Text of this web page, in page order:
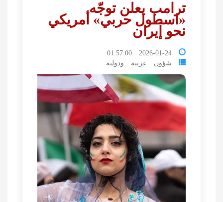
ترامب يعلن توجّه
«اسطول حربي» أمريكي
نحو إيران
2026-01-24 01:57:00
شؤون عربية ودولية